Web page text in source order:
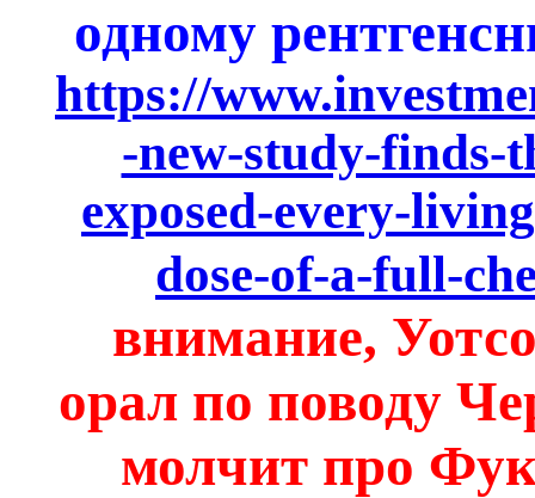
одному
https://
-new-study-finds-
exposed-every-
dose-of-a-full-
внимание,
орал по поводу
молчит про